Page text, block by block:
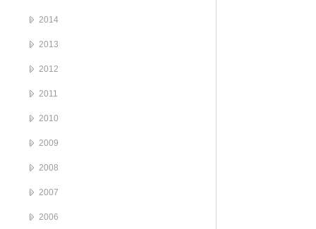
2014
2013
2012
2011
2010
2009
2008
2007
2006